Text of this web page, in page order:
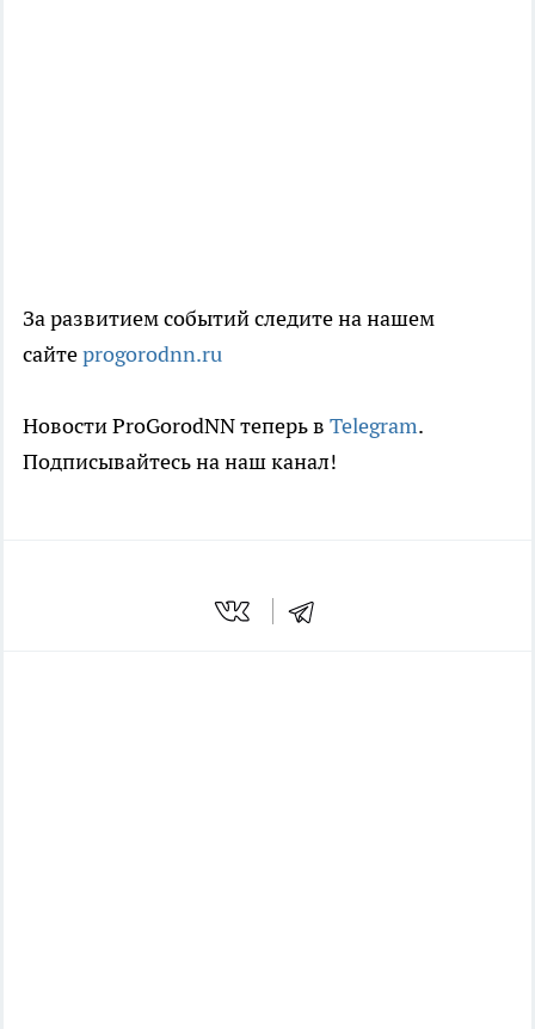
За развитием событий следите на нашем
сайтеprogorodnn.ru
Новости ProGorodNN теперь в Telegram.
Подписывайтесь на наш канал!